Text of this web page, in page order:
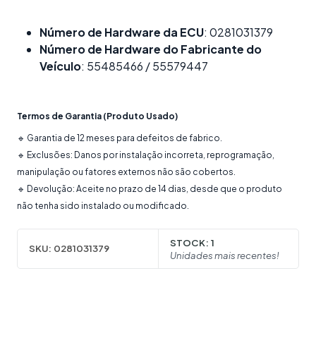
Número de Hardware da ECU: 0281031379
Número de Hardware do Fabricante do
Veículo: 55485466 / 55579447
Termos de Garantia (Produto Usado)
🔹 Garantia de 12 meses para defeitos de fabrico.
🔹 Exclusões: Danos por instalação incorreta, reprogramação,
manipulação ou fatores externos não são cobertos.
🔹 Devolução: Aceite no prazo de 14 dias, desde que o produto
não tenha sido instalado ou modificado.
SKU: 0281031379 STOCK: 1
Unidades mais recentes!